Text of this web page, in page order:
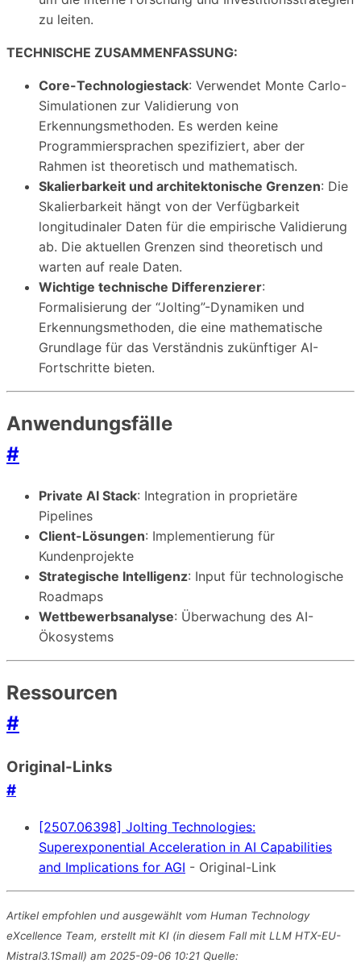
zu leiten.
TECHNISCHE ZUSAMMENFASSUNG:
Core-Technologiestack: Verwendet Monte Carlo-
Simulationen zur Validierung von
Erkennungsmethoden. Es werden keine
Programmiersprachen spezifiziert, aber der
Rahmen ist theoretisch und mathematisch.
Skalierbarkeit und architektonische Grenzen: Die
Skalierbarkeit hängt von der Verfügbarkeit
longitudinaler Daten für die empirische Validierung
ab. Die aktuellen Grenzen sind theoretisch und
warten auf reale Daten.
Wichtige technische Differenzierer:
Formalisierung der “Jolting”-Dynamiken und
Erkennungsmethoden, die eine mathematische
Grundlage für das Verständnis zukünftiger AI-
Fortschritte bieten.
Anwendungsfälle
#
Private AI Stack: Integration in proprietäre
Pipelines
Client-Lösungen: Implementierung für
Kundenprojekte
Strategische Intelligenz: Input für technologische
Roadmaps
Wettbewerbsanalyse: Überwachung des AI-
Ökosystems
Ressourcen
#
Original-Links
#
[2507.06398] Jolting Technologies:
Superexponential Acceleration in AI Capabilities
and Implications for AGI - Original-Link
Artikel empfohlen und ausgewählt vom Human Technology
eXcellence Team, erstellt mit KI (in diesem Fall mit LLM HTX-EU-
Mistral3.1Small) am 2025-09-06 10:21 Quelle: